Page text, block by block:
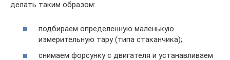
делать таким образом:
подбираем определенную маленькую
измерительную тару (типа стаканчика);
снимаем форсунку с двигателя и устанавливаем